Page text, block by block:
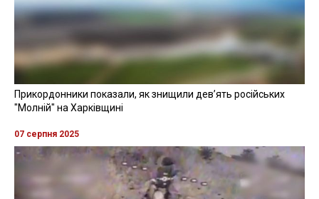
Прикордонники показали, як знищили девʼять російських
"Молній" на Харківщині
07 серпня 2025